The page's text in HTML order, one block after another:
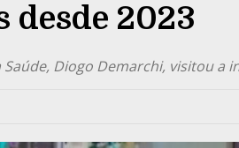
desde 2023
Diogo Demarchi, visitou a